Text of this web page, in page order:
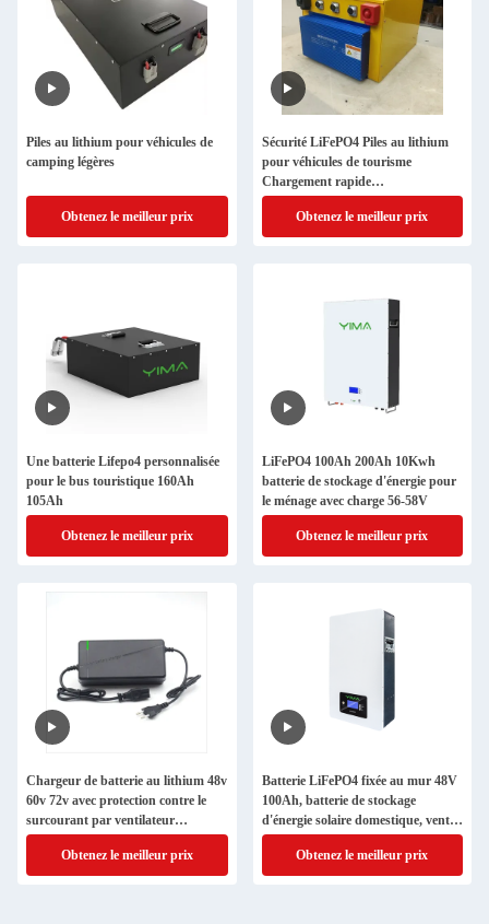
Piles au lithium pour véhicules de
camping légères
Obtenez le meilleur prix
Sécurité LiFePO4 Piles au lithium
pour véhicules de tourisme
Chargement rapide
550*400*175mm
Obtenez le meilleur prix
Une batterie Lifepo4 personnalisée
pour le bus touristique 160Ah
105Ah
Obtenez le meilleur prix
LiFePO4 100Ah 200Ah 10Kwh
batterie de stockage d'énergie pour
le ménage avec charge 56-58V
Obtenez le meilleur prix
Chargeur de batterie au lithium 48v
60v 72v avec protection contre le
surcourant par ventilateur
intelligent YM-E90-SK
Obtenez le meilleur prix
Batterie LiFePO4 fixée au mur 48V
100Ah, batterie de stockage
d'énergie solaire domestique, vente
en gros OEM
Obtenez le meilleur prix